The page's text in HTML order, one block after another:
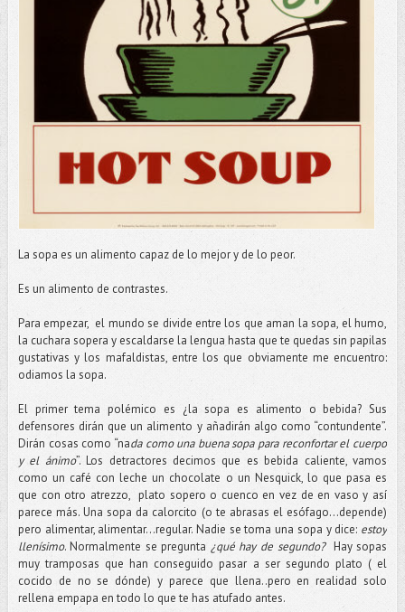
La sopa es un alimento capaz de lo mejor y de lo peor.
Es un alimento de contrastes.
Para empezar, el mundo se divide entre los que aman la sopa, el humo,
la cuchara sopera y escaldarse la lengua hasta que te quedas sin papilas
gustativas y los mafaldistas, entre los que obviamente me encuentro:
odiamos la sopa.
El primer tema polémico es ¿la sopa es alimento o bebida? Sus
defensores dirán que un alimento y añadirán algo como “contundente”.
Dirán cosas como “nada como una buena sopa para reconfortar el cuerpo
y el ánimo”. Los detractores decimos que es bebida caliente, vamos
como un café con leche un chocolate o un Nesquick, lo que pasa es
que con otro atrezzo, plato sopero o cuenco en vez de en vaso y así
parece más. Una sopa da calorcito (o te abrasas el esófago...depende)
pero alimentar, alimentar...regular. Nadie se toma una sopa y dice: estoy
llenísimo. Normalmente se pregunta ¿qué hay de segundo?Hay sopas
muy tramposas que han conseguido pasar a ser segundo plato ( el
cocido de no se dónde) y parece que llena..pero en realidad solo
rellena empapa en todo lo que te has atufado antes.